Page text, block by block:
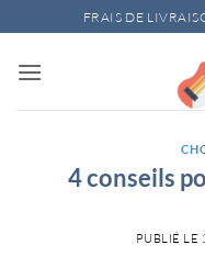
au
contenu
FRAIS DE
4 conseils
PUBLIÉ LE